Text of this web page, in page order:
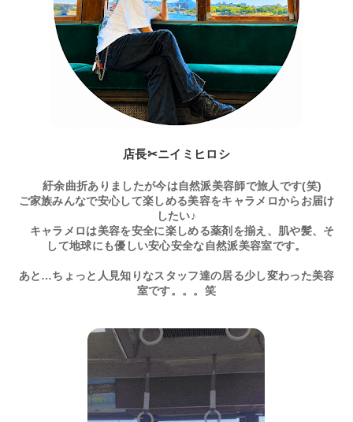
店長✂ニイミヒロシ
紆余曲折ありましたが今は自然派美容師で旅人です(笑)
ご家族みんなで安心して楽しめる美容をキャラメロからお届け
したい♪
キャラメロは美容を安全に楽しめる薬剤を揃え、肌や髪、そ
して地球にも優しい安心安全な自然派美容室です。
あと…ちょっと人見知りなスタッフ達の居る少し変わった美容
室です。。。笑